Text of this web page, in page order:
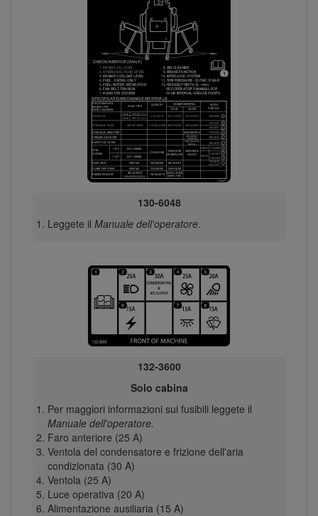
130-6048
Leggete il Manuale dell'operatore.
132-3600
Solo cabina
Per maggiori informazioni sui fusibili leggete il
Manuale dell'operatore.
Faro anteriore (25 A)
Ventola del condensatore e frizione dell'aria
condizionata (30 A)
Ventola (25 A)
Luce operativa (20 A)
Alimentazione ausiliaria (15 A)